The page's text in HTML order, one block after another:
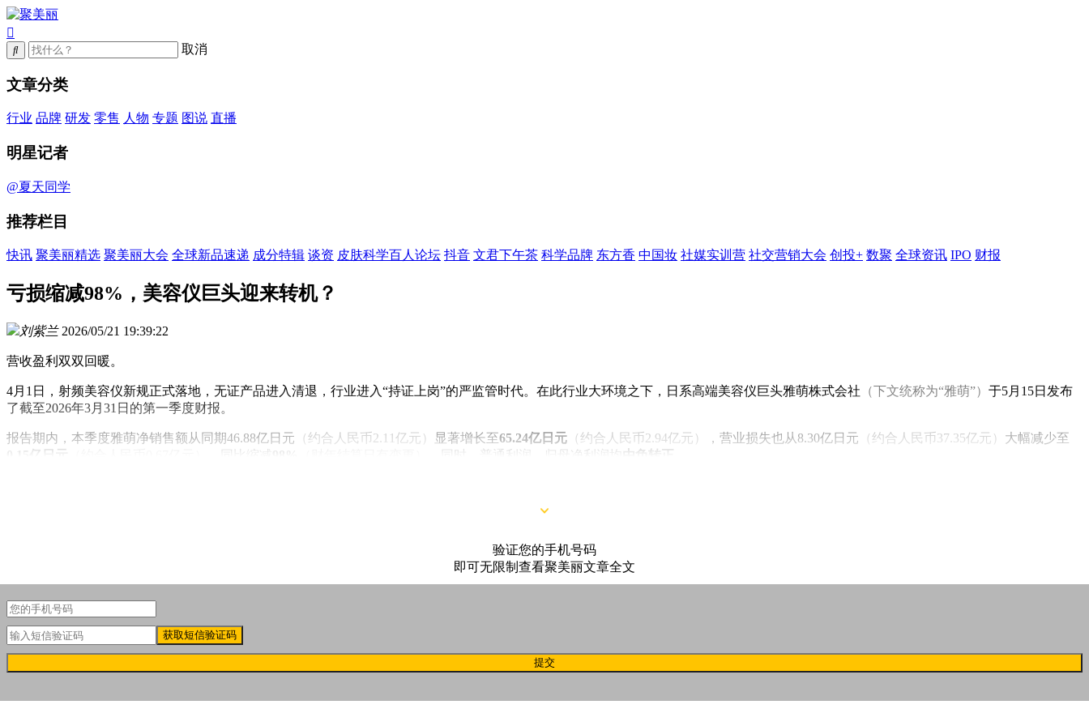
取消
文章分类
行业 品牌 研发 零售 人物 专题 图说 直播
明星记者
@夏天同学
推荐栏目
快讯 聚美丽精选 聚美丽大会 全球新品速递 成分特辑 谈资 皮肤科学百人论坛 抖音 文君下午茶 科学品牌 东方香 中国妆 社媒实训营 社交营销大会 创投+ 数聚 全球资讯 IPO 财报
亏损缩减98%，美容仪巨头迎来转机？
刘紫兰 2026/05/21 19:39:22
营收盈利双双回暖。
4月1日，射频美容仪新规正式落地，无证产品进入清退，行业进入“持证上岗”的严监管时代。在此行业大环境之下，日系高端美容仪巨头雅萌株式会社 （下文统称为“雅萌”） 于5月15日发布
了截至2026年3月31日的第一季度财报。
报告期内，本季度雅萌净销售额从同期46.88亿日元 （约合人民币2.11亿元） 显著增长至65.24亿日元 （约合人民币2.94亿元） ，营业损失也从8.30亿日元 （约合人民币37.35亿元） 大幅减少至
0.15亿日元
，同比缩减 。同时，普通利润、归母净利润均 由负转正
验证您的手机号码
即可无限制查看聚美丽文章全文
获取短信验证码
提交